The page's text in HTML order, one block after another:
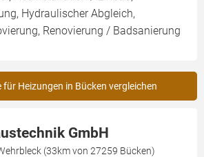
Hydraulischer Abgleich,
Renovierung / Badsanierung
Heizungen in Bücken vergleichen
GmbH
(33km von 27259 Bücken)